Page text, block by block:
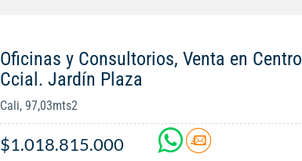
Oficinas y Consultorios, Venta en Centro
Ccial. Jardín Plaza
Cali, 97,03mts2
$1.018.815.000